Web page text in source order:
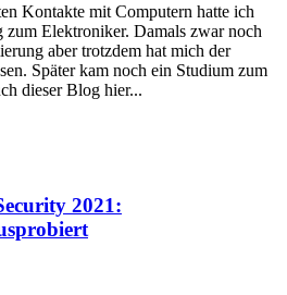
Kontakte mit Computern hatte ich
Elektroniker. Damals zwar noch
aber trotzdem hat mich der
Später kam noch ein Studium zum
dieser Blog hier...
2021: